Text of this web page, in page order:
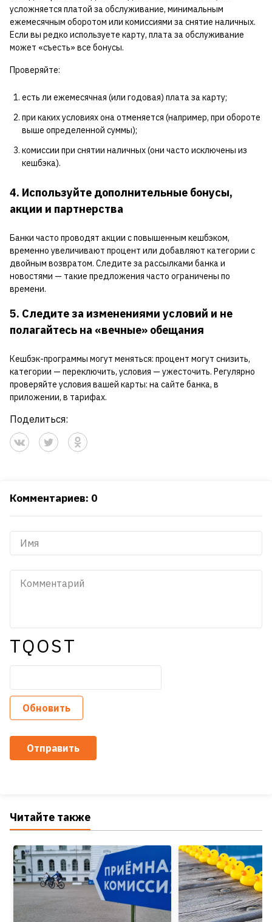
усложняется платой за обслуживание, минимальным
ежемесячным оборотом или комиссиями за снятие наличных.
Если вы редко используете карту, плата за обслуживание
может «съесть» все бонусы.
Проверяйте:
есть ли ежемесячная (или годовая) плата за карту;
при каких условиях она отменяется (например, при обороте
выше определенной суммы);
комиссии при снятии наличных (они часто исключены из
кешбэка).
4. Используйте дополнительные бонусы,
акции и партнерства
Банки часто проводят акции с повышенным кешбэком,
временно увеличивают процент или добавляют категории с
двойным возвратом. Следите за рассылками банка и
новостями — такие предложения часто ограничены по
времени.
5. Следите за изменениями условий и не
полагайтесь на «вечные» обещания
Кешбэк-программы могут меняться: процент могут снизить,
категории — переключить, условия — ужесточить. Регулярно
проверяйте условия вашей карты: на сайте банка, в
приложении, в тарифах.
Поделиться:
Комментариев: 0
TQOST
Обновить
Отправить
Читайте также